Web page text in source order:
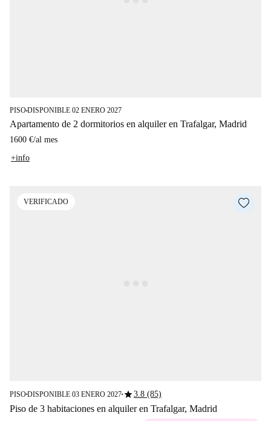
PISO■DISPONIBLE 02 ENERO 2027
Apartamento de 2 dormitorios en alquiler en Trafalgar, Madrid
1600 €/al mes
+info
VERIFICADO
PISO■DISPONIBLE 03 ENERO 2027■star3.8 (85)
Piso de 3 habitaciones en alquiler en Trafalgar, Madrid